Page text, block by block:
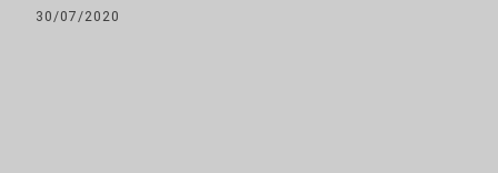
30/07/2020